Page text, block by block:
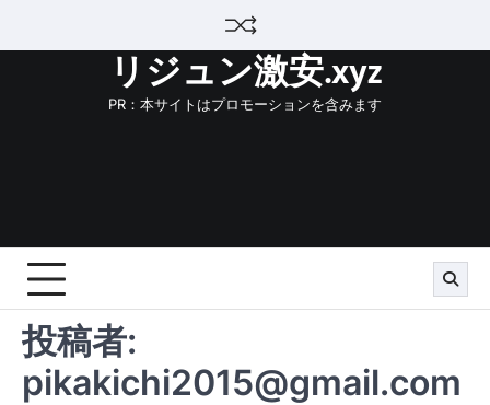
リジュン激安.xyz
PR：本サイトはプロモーションを含みます
投稿者:
pikakichi2015@gmail.com